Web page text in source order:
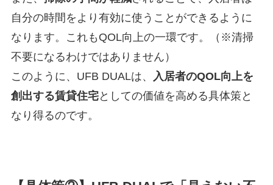
自分の時間をより有効に使うことができるように
なります。これもQOL向上の一環です。（※清掃
不要になるわけではありません）
このように、UFB DUALは、
入居者のQOL向上を
創出する賃貸住宅としての価値を高める具体策と
なり得るのです。